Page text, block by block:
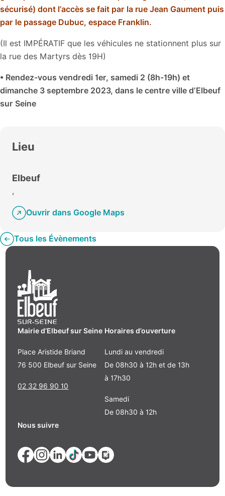
sécurisé) dont l’accès se fait par la rue Jean Gaument puis
par le passage Dubuc, espace Franklin.
(Il est IMPÉRATIF que les véhicules ne stationnent plus sur
la rue des Martyrs dès 19H)
• Rendez-vous vendredi 1er, samedi 2 (8h-19h) et
dimanche 3 septembre 2023, dans le centre ville d’Elbeuf
sur Seine
Lieu
Elbeuf
,
Ouvrir dans Google Maps
Tous les Évènements
Mairie d’Elbeuf sur Seine
Place Aristide Briand
76 500 Elbeuf sur Seine
02 32 96 90 10
Horaires d’ouverture
Lundi au vendredi
De 08h30 à 12h et de 13h
à 17h30
Samedi
De 08h30 à 12h
Nous suivre